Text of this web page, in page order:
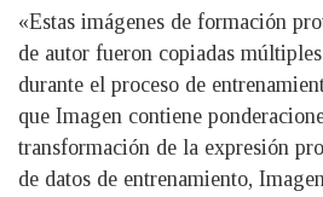
«Estas imágenes de formación
de autor fueron copiadas
durante el proceso de
que Imagen contiene
transformación de la expresión
de datos de entrenamiento,